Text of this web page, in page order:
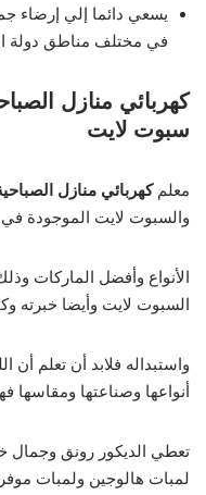
يسعي دائما إلي إرضاء
في مختلف مناطق دولة
كهربائي منازل
سبوت لايت
معلمكهربائي منازل
والسبوت لايت الموجودة
الأنواع وأفضل الماركات
السبوت لايت وأيضا خبرته
واستبداله فلابد أن تعلم أن
أنواعها وصناعتها ومقاسها
تعطي الديكور رونق وجمال
لمبات هالوجين ولمبات